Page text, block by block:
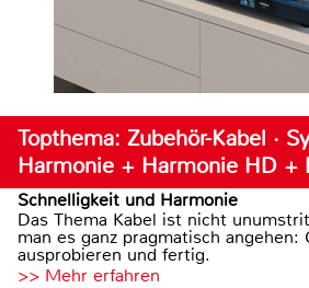
Topthema: Zubehör-Kabel ·
Harmonie + Harmonie HD +
Schnelligkeit und Harmonie
Das Thema Kabel ist nicht
man es ganz pragmatisch angehen:
ausprobieren und fertig.
>> Mehr erfahren